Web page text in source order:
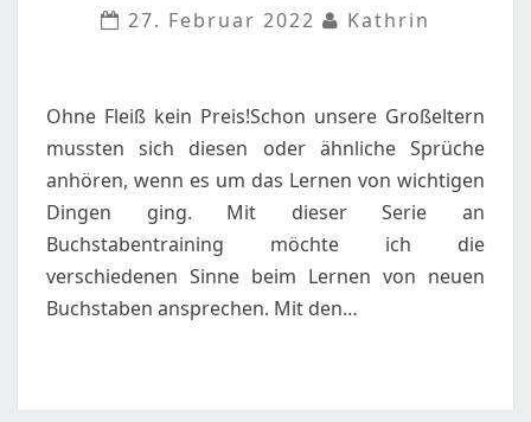
N,N
27. Februar 2022
Kathrin
Ohne Fleiß kein Preis!Schon unsere Großeltern
mussten sich diesen oder ähnliche Sprüche
anhören, wenn es um das Lernen von wichtigen
Dingen ging. Mit dieser Serie an
Buchstabentraining möchte ich die
verschiedenen Sinne beim Lernen von neuen
Buchstaben ansprechen. Mit den…